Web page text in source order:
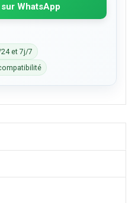
WhatsApp
et 7j/7